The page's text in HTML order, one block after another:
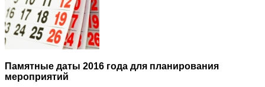
Памятные даты 2016 года для планирования
мероприятий